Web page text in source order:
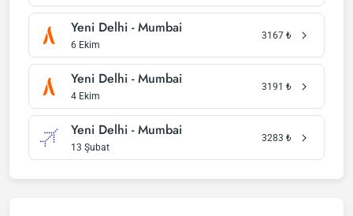
Yeni Delhi - Mumbai
6 Ekim
3167 ₺
Yeni Delhi - Mumbai
4 Ekim
3191 ₺
Yeni Delhi - Mumbai
13 Şubat
3283 ₺